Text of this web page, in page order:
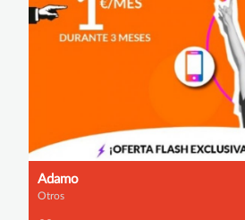
Adamo
Otros